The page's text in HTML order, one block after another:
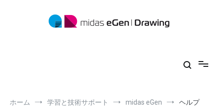
ホーム 学習と技術サポート midas eGen ヘルプ